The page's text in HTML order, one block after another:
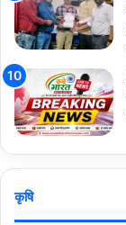
कृषि